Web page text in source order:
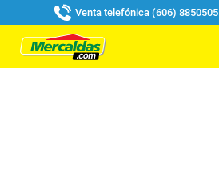
Venta telefónica (606) 8850505